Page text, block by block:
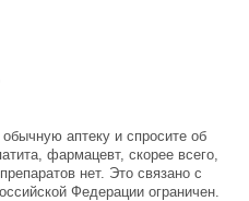
аптеку и спросите об
фармацевт, скорее всего,
нет. Это связано с
Федерации ограничен.